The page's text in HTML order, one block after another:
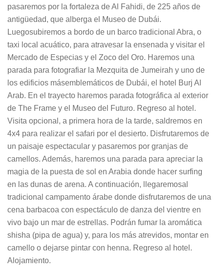
pasaremos por la fortaleza de Al Fahidi, de 225 años de
antigüedad, que alberga el Museo de Dubái.
Luegosubiremos a bordo de un barco tradicional Abra, o
taxi local acuático, para atravesar la ensenada y visitar el
Mercado de Especias y el Zoco del Oro. Haremos una
parada para fotografiar la Mezquita de Jumeirah y uno de
los edificios másemblemáticos de Dubái, el hotel Burj Al
Arab. En el trayecto haremos parada fotográfica al exterior
de The Frame y el Museo del Futuro. Regreso al hotel.
Visita opcional, a primera hora de la tarde, saldremos en
4x4 para realizar el safari por el desierto. Disfrutaremos de
un paisaje espectacular y pasaremos por granjas de
camellos. Además, haremos una parada para apreciar la
magia de la puesta de sol en Arabia donde hacer surfing
en las dunas de arena. A continuación, llegaremosal
tradicional campamento árabe donde disfrutaremos de una
cena barbacoa con espectáculo de danza del vientre en
vivo bajo un mar de estrellas. Podrán fumar la aromática
shisha (pipa de agua) y, para los más atrevidos, montar en
camello o dejarse pintar con henna. Regreso al hotel.
Alojamiento.